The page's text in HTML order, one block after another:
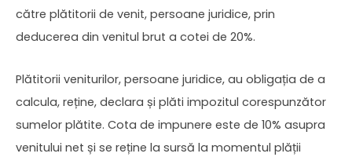
către plătitorii de venit, persoane juridice, prin
deducerea din venitul brut a cotei de 20%.
Plătitorii veniturilor, persoane juridice, au obligația de a
calcula, reține, declara și plăti impozitul corespunzător
sumelor plătite. Cota de impunere este de 10% asupra
venitului net și se reține la sursă la momentul plății